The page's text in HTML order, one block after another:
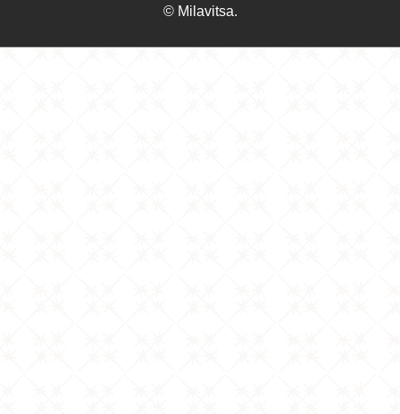
© Milavitsa.